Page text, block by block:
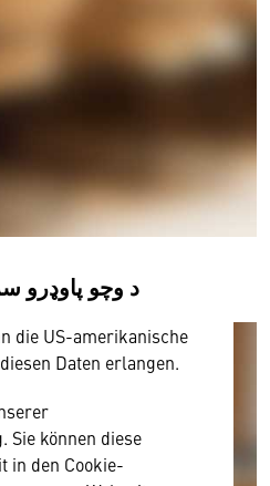
د وچو پاوډرو
Zustimmung
benötigen wir allerdings
Browser
Daten zu Geräten
mit US-
keinem dem EU-
Schutzniveau
die US-amerikanische
Daten erlangen.
Sie können diese
in den Cookie-